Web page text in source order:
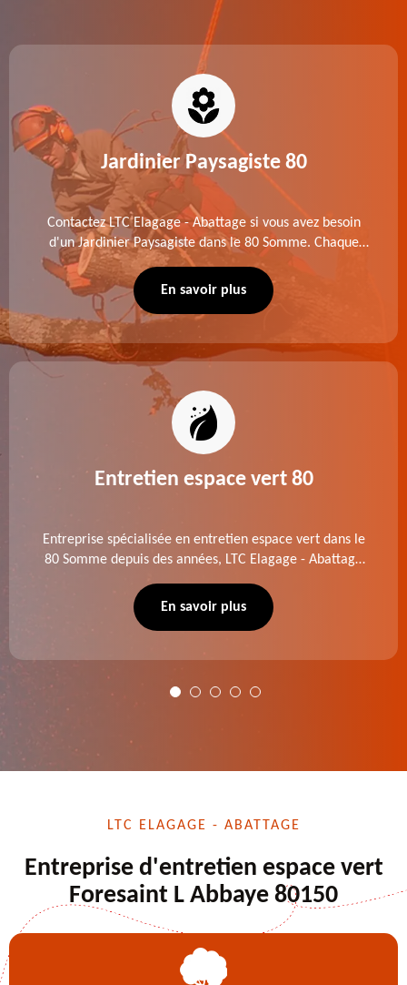
Jardinier Paysagiste 80
Contactez LTC Elagage - Abattage si vous avez besoin
d'un Jardinier Paysagiste dans le 80 Somme. Chaque
intervention est exécutée selon les normes en vigueur.
Découvrez un extérieur exceptionnel grâce à notre
En savoir plus
Entretien espace vert 80
Entreprise spécialisée en entretien espace vert dans le
80 Somme depuis des années, LTC Elagage - Abattage
de dessouchage et autre. Devis offert.
En savoir plus
LTC ELAGAGE - ABATTAGE
Entreprise d'entretien espace vert
Foresaint L Abbaye 80150